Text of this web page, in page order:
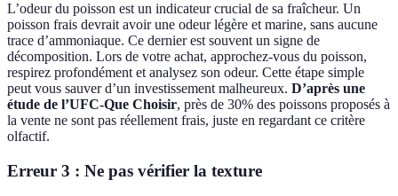
L’odeur du poisson est un indicateur crucial de sa fraîcheur. Un
poisson frais devrait avoir une odeur légère et marine, sans aucune
trace d’ammoniaque. Ce dernier est souvent un signe de
décomposition. Lors de votre achat, approchez-vous du poisson,
respirez profondément et analysez son odeur. Cette étape simple
peut vous sauver d’un investissement malheureux. D’après une
étude de l’UFC-Que Choisir, près de 30% des poissons proposés à
la vente ne sont pas réellement frais, juste en regardant ce critère
olfactif.
Erreur 3 : Ne pas vérifier la texture